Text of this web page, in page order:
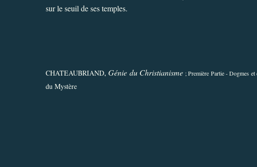
sur le seuil de ses temples.
CHATEAUBRIAND,Génie du Christianisme ; Première Partie - Dogmes
du Mystère